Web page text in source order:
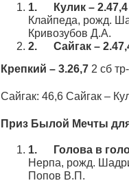
1. Кулик –
Клайпеда, рожд.
Кривозубов Д.А.
2. Сайгак –
Крепкий – 3.26,7 2 сб
Сайгак: 46,6 Сайгак –
Приз Былой Мечты
1. Голова в
Нерпа, рожд.
Попов В.П.